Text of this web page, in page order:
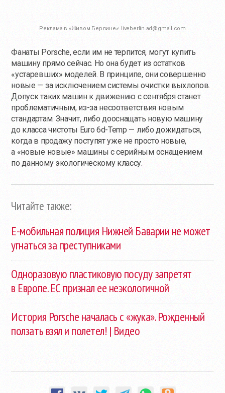
Реклама в «Живом Берлине»: liveberlin.ad@gmail.com
Фанаты Porsche, если им не терпится, могут купить
машину прямо сейчас. Но она будет из остатков
«устаревших» моделей. В принципе, они совершенно
новые — за исключением системы очистки выхлопов.
Допуск таких машин к движению с сентября станет
проблематичным, из-занесоответствия новым
стандартам. Значит, либо дооснащать новую машину
до класса чистоты Euro 6d-Temp — либо дожидаться,
когда в продажу поступят уже не просто новые,
а «новые новые» машины с серийным оснащением
по данному экологическому классу.
Читайте также:
Е-мобильнаяполиция Нижней Баварии не может
угнаться за преступниками
Одноразовую пластиковую посуду запретят
в Европе. ЕС признал ее неэкологичной
История Porsche началась с «жука». Рожденный
ползать взял и полетел! | Видео